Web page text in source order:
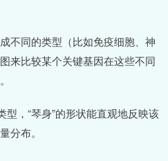
不同的类型（比如免疫细胞、神
来比较某个关键基因在这些不同
型，“琴身”的形状能直观地反映该
分布。